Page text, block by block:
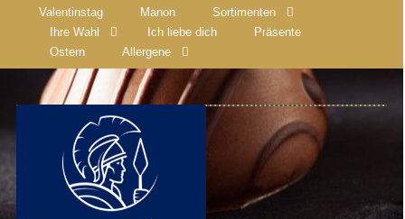
Valentinstag Manon
Sortimenten
Ihre Wahl
Ich liebe dich
Präsente
Ostern
Allergene